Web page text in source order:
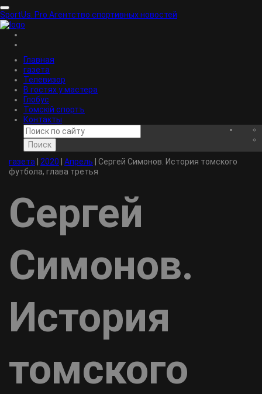
SportUs. Pro Агентство спортивных новостей
Главная
газета
Телевизор
В гостях у мастера
Глобус
Томскiй спортъ
Контакты
Поиск
газета
2020 Апрель
Сергей Симонов. История томского
футбола, глава третья
Сергей
Симонов.
История
томского